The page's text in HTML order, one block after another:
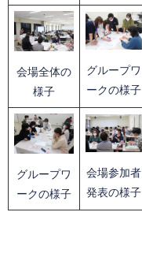
会場全体の
様子
グループワ
ークの様子
グループワ
ークの様子
会場参加者
発表の様子